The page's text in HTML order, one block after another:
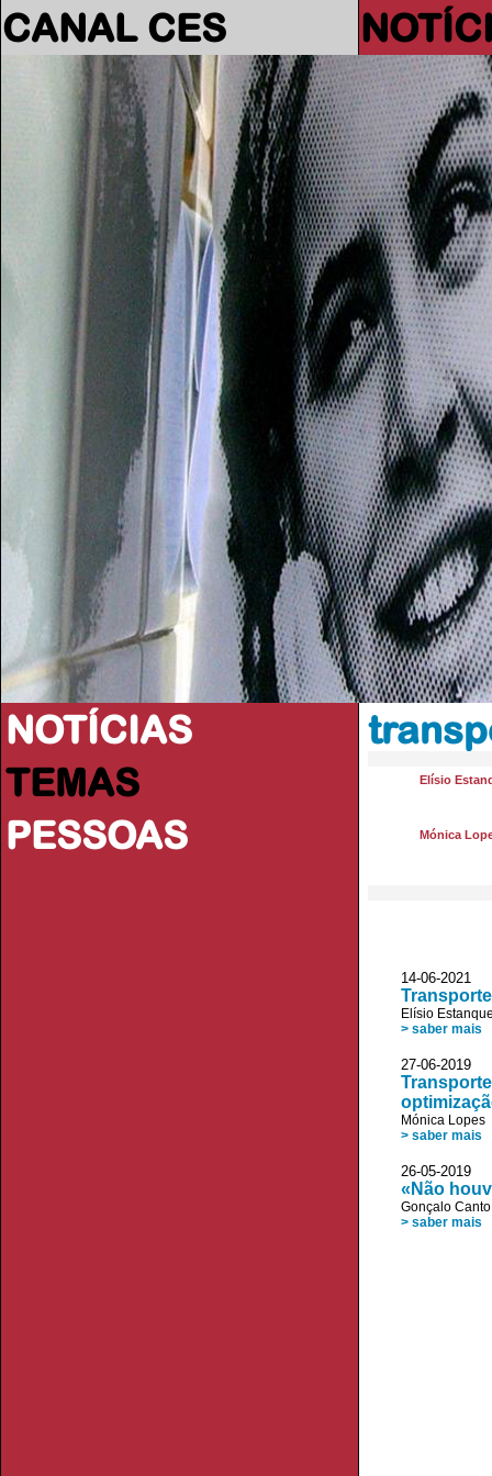
CANAL CES
NOTÍCIAS
TEMAS
PESSOAS
Elísio
Mónica
14-06-2021
Elísio
> saber mais
27-06-2019
Mónica Lopes
> saber mais
26-05-
«Não
Gonçalo
> saber mais